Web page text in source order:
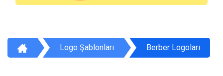
Logo Şablonları Berber Logoları